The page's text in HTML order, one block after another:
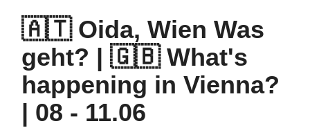
🇦🇹 Oida, Wien Was
geht? | 🇬🇧 What's
happening in Vienna?
| 08 - 11.06